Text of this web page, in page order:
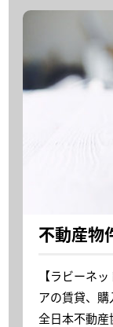
不動産物
【ラビーネ
アの賃貸、購
全日本不動